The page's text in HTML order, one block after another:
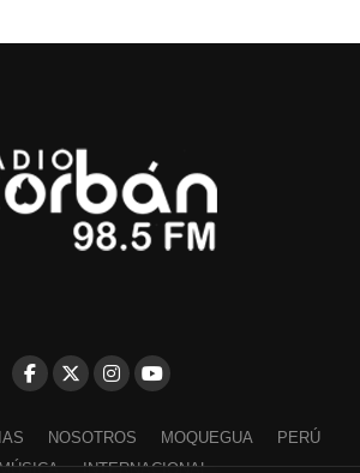
NOSOTROS MOQUEGUA
PERÚ
INTERNACIONAL